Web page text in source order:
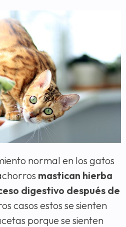
normal en los gatos
mastican hierba
digestivo después de
casos estos se sienten
porque se sienten